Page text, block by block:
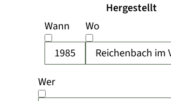
Hergestellt
Wann
1985
Wo
Reichenbach im
Wer